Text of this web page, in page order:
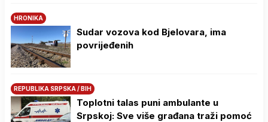
HRONIKA
Sudar vozova kod Bjelovara, ima
povrijeđenih
REPUBLIKA SRPSKA / BIH
Toplotni talas puni ambulante u
Srpskoj: Sve više građana traži pomoć